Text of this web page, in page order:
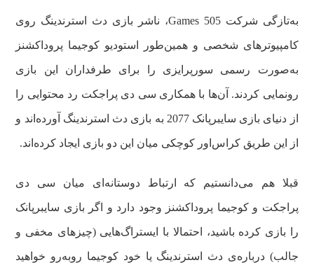
به‌تازگی شرکت 505 Games، ناشر بازی دث استرندینگ روی
کامپیوترهای شخصی و همین‌طور استودیو کوجیما پروداکشنز
به‌صورت رسمی سورپرایزی را برای طرفداران این بازی
رونمایی کردند. آن‌ها با همکاری سی دی پراجکت رد محتوایی را
از دنیای بازی سایبرپانک 2077 به بازی دث استرندینگ آورده‌اند و
از این طریق کراس‌اور کوچکی میان این دو بازی ایجاد کرده‌اند.
قبلا هم می‌دانستیم که ارتباط دوستانه‌ای میان سی دی
پراجکت و کوجیما پروداکشنز وجود دارد و اگر بازی سایبرپانک
را بازی کرده باشید، احتمالا با ایستراگ‌هایی (چیزهای مخفی و
جالب) درباره‌ی دث استرندینگ یا خود کوجیما روبه‌رو خواهید